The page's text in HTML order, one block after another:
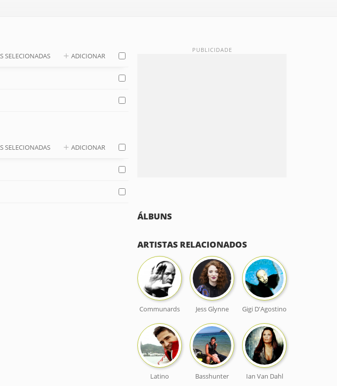
SELECIONADAS ADICIONAR
SELECIONADAS ADICIONAR
ÁLBUNS
ARTISTAS RELACIONADOS
Communards Jess Glynne Gigi D'Agostino
Latino Basshunter Ian Van Dahl